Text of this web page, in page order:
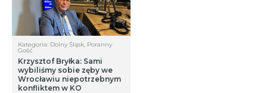
Kategoria: Dolny Śląsk, Poranny
Gość
Krzysztof Bryłka: Sami
wybiliśmy sobie zęby we
Wrocławiu niepotrzebnym
konfliktem w KO